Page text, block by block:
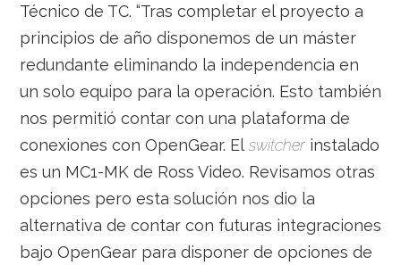
Técnico de TC. “Tras completar el proyecto a
principios de año disponemos de un máster
redundante eliminando la independencia en
un solo equipo para la operación. Esto también
nos permitió contar con una plataforma de
conexiones con OpenGear. El switcher instalado
es un MC1-MK de Ross Video. Revisamos otras
opciones pero esta solución nos dio la
alternativa de contar con futuras integraciones
bajo OpenGear para disponer de opciones de